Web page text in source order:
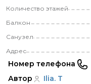
Количество этажей
Балкон
Санузел
Адрес
Номер телефона
Автор
Ilia. T